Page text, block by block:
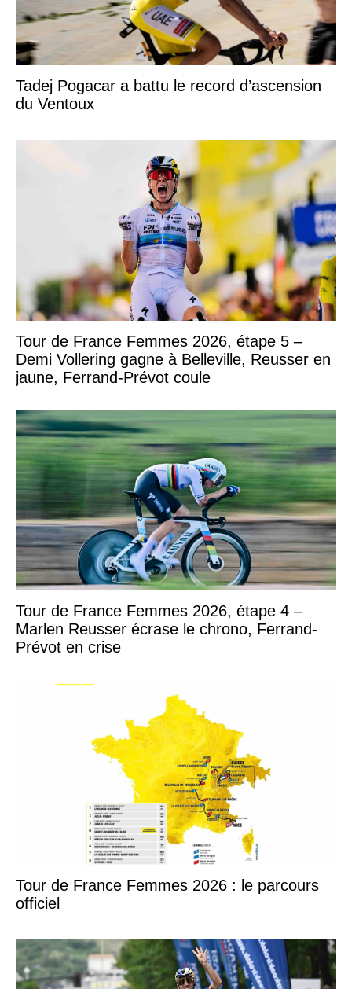
Tadej Pogacar a battu le record d’ascension
du Ventoux
Tour de France Femmes 2026, étape 5 –
Demi Vollering gagne à Belleville, Reusser en
jaune, Ferrand-Prévot coule
Tour de France Femmes 2026, étape 4 –
Marlen Reusser écrase le chrono, Ferrand-
Prévot en crise
Tour de France Femmes 2026 : le parcours
officiel